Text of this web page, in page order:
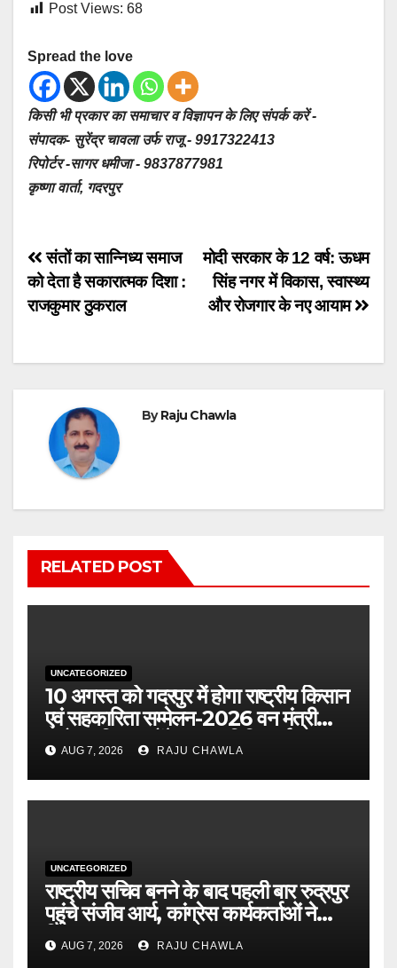
Post Views: 68
Spread the love
किसी भी प्रकार का समाचार व विज्ञापन के लिए संपर्क करें -
संपादक- सुरेंद्र चावला उर्फ राजू - 9917322413
रिपोर्टर -सागर धमीजा - 9837877981
कृष्णा वार्ता, गदरपुर
Post
navigation
मोदी सरकार के 12 वर्ष: ऊधम
सिंह नगर में विकास, स्वास्थ्य
और रोजगार के नए आयाम
संतों का सान्निध्य समाज
को देता है सकारात्मक दिशा :
राजकुमार ठुकराल
ByRaju Chawla
RELATED POST
UNCATEGORIZED
10 अगस्त को गदरपुर में होगा राष्ट्रीय किसान
एवं सहकारिता सम्मेलन-2026 वन मंत्री
सुबोध उनियाल होंगे मुख्य अतिथि, पूर्व
पंजीकरण अनिवार्य
AUG 7, 2026 RAJU CHAWLA
UNCATEGORIZED
राष्ट्रीय सचिव बनने के बाद पहली बार रुद्रपुर
पहुंचे संजीव आर्य, कांग्रेस कार्यकर्ताओं ने
किया भव्य स्वागत
AUG 7, 2026 RAJU CHAWLA